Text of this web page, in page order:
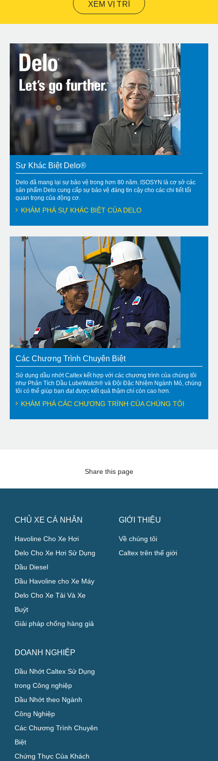
XEM VỊ TRÍ
Sự Khác Biệt Delo®
Delo đã mang lại sự bảo vệ trong hơn 80 năm. ISOSYN là cơ sở các
sản phẩm Delo cung cấp sự bảo vệ đáng tin cậy cho các chi tiết tối
quan trọng của động cơ.
KHÁM PHÁ SỰ KHÁC BIỆT CỦA DELO
Các Chương Trình Chuyên Biệt
Sử dụng dầu nhớt Caltex kết hợp với các chương trình của chúng tôi
như Phân Tích Dầu LubeWatch® và Đội Đặc Nhiệm Ngành Mỏ, chúng
tôi có thể giúp bạn đạt được kết quả thậm chí còn cao hơn.
KHÁM PHÁ CÁC CHƯƠNG TRÌNH CỦA CHÚNG TÔI
Share this page
CHỦ XE CÁ NHÂN
Havoline Cho Xe Hơi
Delo Cho Xe Hơi Sử Dụng
Dầu Diesel
Dầu Havoline cho Xe Máy
Delo Cho Xe Tải Và Xe
Buýt
Giải pháp chống hàng giả
DOANH NGHIỆP
Dầu Nhớt Caltex Sử Dụng
trong Công nghiệp
Dầu Nhớt theo Ngành
Công Nghiệp
Các Chương Trình Chuyên
Biệt
Chứng Thực Của Khách
GIỚI THIỆU
Về chúng tôi
Caltex trên thế giới